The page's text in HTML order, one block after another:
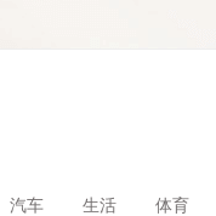
汽车 生活 体育